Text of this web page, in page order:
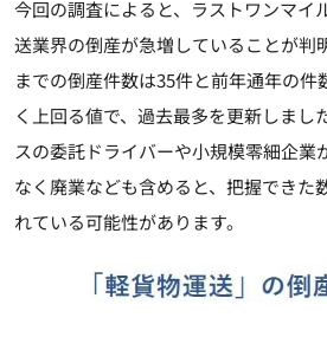
今回の調査によると、ラストワンマイ
送業界の倒産が急増していることが判
までの倒産件数は35件と前年通年の件
く上回る値で、過去最多を更新しまし
スの委託ドライバーや小規模零細企業
なく廃業なども含めると、把握できた
れている可能性があります。